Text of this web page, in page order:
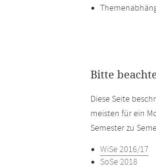
Bitte
Diese Seite
meisten für ein
Semester zu
WiSe 2016/17
SoSe 2018